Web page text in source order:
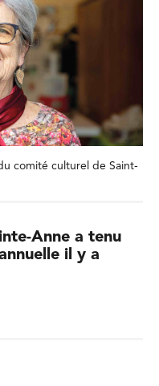
comité culturel de Saint-
Anne a tenu
il y a